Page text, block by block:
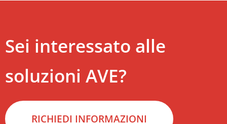
Sei interessato alle
soluzioni AVE?
RICHIEDI INFORMAZIONI